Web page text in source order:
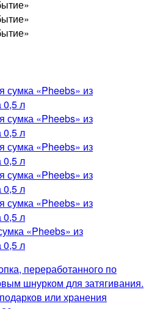
«Pheebs» из
0,5 л
переработанного по
шнурком для затягивания.
или хранения